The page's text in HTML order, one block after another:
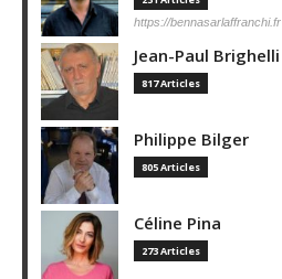
https://bennasarlaffranchi.fr
Jean-Paul Brighelli
817 Articles
Philippe Bilger
805 Articles
Céline Pina
273 Articles